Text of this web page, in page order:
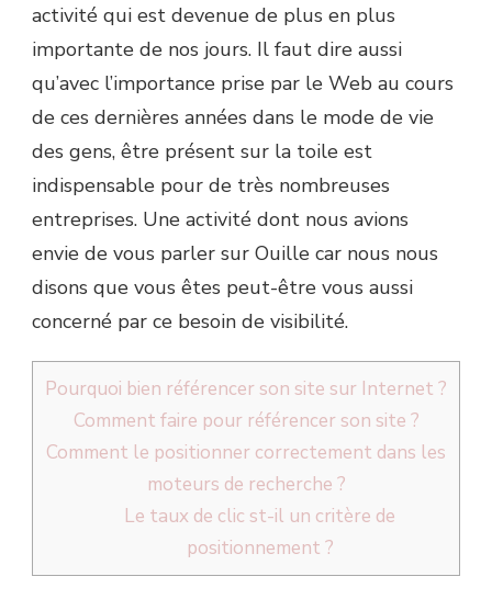
activité qui est devenue de plus en plus
importante de nos jours. Il faut dire aussi
qu’avec l’importance prise par le Web au cours
de ces dernières années dans le mode de vie
des gens, être présent sur la toile est
indispensable pour de très nombreuses
entreprises. Une activité dont nous avions
envie de vous parler sur Ouille car nous nous
disons que vous êtes peut-être vous aussi
concerné par ce besoin de visibilité.
Pourquoi bien référencer son site sur Internet ?
Comment faire pour référencer son site ?
Comment le positionner correctement dans les
moteurs de recherche ?
Le taux de clic st-il un critère de
positionnement ?